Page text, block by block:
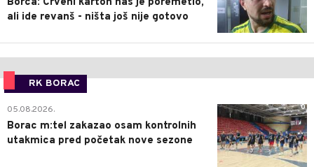
ali ide revanš - ništa još nije gotovo
RK BORAC
0
05.08.2026.
Borac m:tel zakazao osam kontrolnih
utakmica pred početak nove sezone